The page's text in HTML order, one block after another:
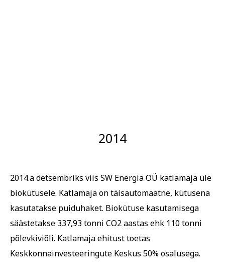
2014
2014.a detsembriks viis SW Energia OÜ katlamaja üle
biokütusele. Katlamaja on täisautomaatne, kütusena
kasutatakse puiduhaket. Biokütuse kasutamisega
säästetakse 337,93 tonni CO2 aastas ehk 110 tonni
põlevkiviõli. Katlamaja ehitust toetas
Keskkonnainvesteeringute Keskus 50% osalusega.